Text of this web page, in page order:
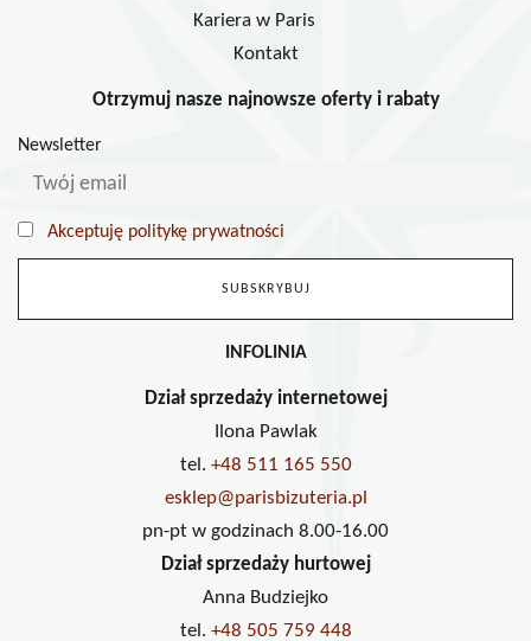
Kariera w Paris
Kontakt
Otrzymuj nasze najnowsze oferty i rabaty
Newsletter
Akceptuję politykę prywatności
INFOLINIA
Dział sprzedaży internetowej
Ilona Pawlak
tel. +48 511 165 550
esklep@parisbizuteria.pl
pn-pt w godzinach 8.00-16.00
Dział sprzedaży hurtowej
Anna Budziejko
tel. +48 505 759 448